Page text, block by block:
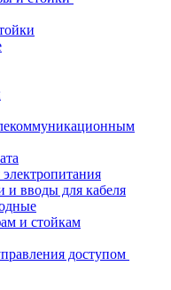
и вводы для кабеля
и стойкам
доступом